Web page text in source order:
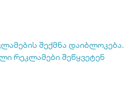
შექმნა დაიბლოკება.
რეკლამები შეწყვეტენ